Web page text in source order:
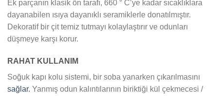
Ek parçanın klasik ön tarafı, 660 ° C’ye kadar sıcaklıklara
dayanabilen ısıya dayanıklı seramiklerle donatılmıştır.
Dekoratif bir çit temiz tutmayı kolaylaştırır ve odunları
düşmeye karşı korur.
RAHAT KULLANIM
Soğuk kapı kolu sistemi, bir soba yanarken çıkarılmasını
sağlar. Yanmış odun kalıntılarının biriktiği kül çekmecesi /